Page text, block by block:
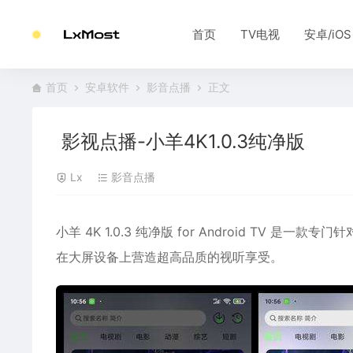
首页 TV电视 安卓/iOS
首页 安卓软件 影音点播 正文
影视点播-小羊4K1.0.3纯净版
Lx 影音点播
小羊 4K 1.0.3 纯净版 for Android TV 是一款专门针
在大屏设备上营造超高品质的视听享受。